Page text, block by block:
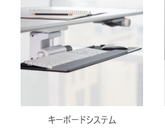
キーボードシステム